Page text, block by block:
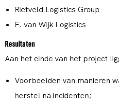
Rietveld Logistics Group
E. van Wijk Logistics
Resultaten
Aan het einde van het project
Voorbeelden van manieren
herstel na incidenten;